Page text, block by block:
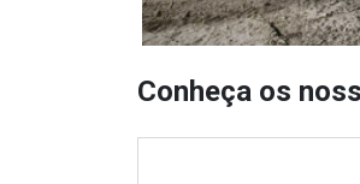
Conheça os